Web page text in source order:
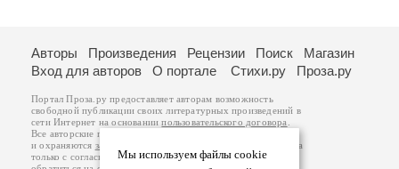
Мы используем файлы cookie
Авторы Произведения Рецензии Поиск
Магазин
Вход для авторов
О портале Стихи.ру Проза.ру
Портал Проза.ру предоставляет авторам возможность
свободной публикации своих литературных произведений в
сети Интернет на основаниипользовательского договора
Все авторские права на произведения принадлежат авторам
и охраняются законом
. Перепечатка произведений возможна
только с согласия его автора, к которому вы можете